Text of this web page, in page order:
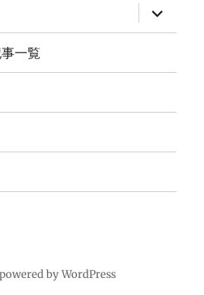
サ
ブ
メ
ー
開
一覧
by WordPress